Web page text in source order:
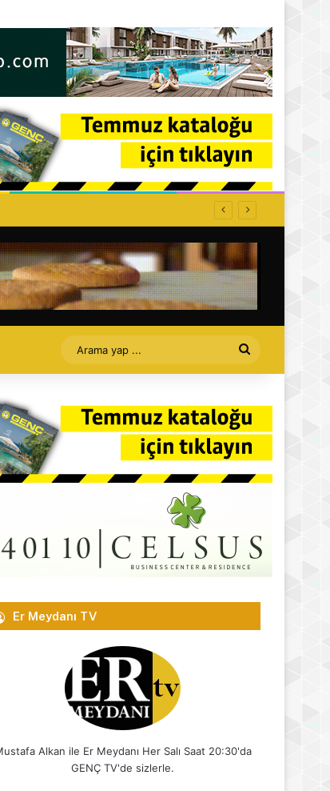
Turan amca
Arama
yap
...
Er Meydanı TV
Alkan ile Er Meydanı Her Salı Saat 20:30'da
GENÇ TV'de sizlerle.